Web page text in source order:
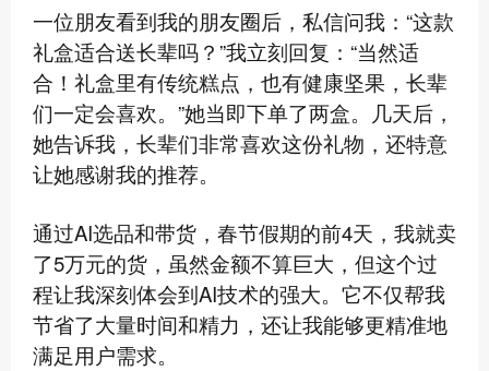
一位朋友看到我的朋友圈后，私信问我：“这款
礼盒适合送长辈吗？”我立刻回复：“当然适
合！礼盒里有传统糕点，也有健康坚果，长辈
们一定会喜欢。”她当即下单了两盒。几天后，
她告诉我，长辈们非常喜欢这份礼物，还特意
让她感谢我的推荐。
通过AI选品和带货，春节假期的前4天，我就卖
了5万元的货，虽然金额不算巨大，但这个过
程让我深刻体会到AI技术的强大。它不仅帮我
节省了大量时间和精力，还让我能够更精准地
满足用户需求。